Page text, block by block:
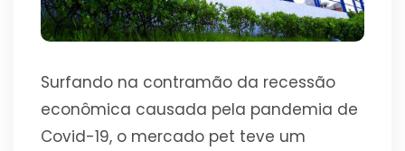
Surfando na contramão da recessão
econômica causada pela pandemia de
Covid-19, o mercado pet teve um